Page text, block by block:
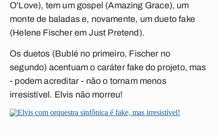
O'Love), tem um gospel (Amazing Grace), um
monte de baladas e, novamente, um dueto fake
(Helene Fischer emJust Pretend ).
Os duetos (Bublé no primeiro, Fischer no
segundo) acentuam o caráter fake do projeto, mas
- podem acreditar - não o tornam menos
irresistível. Elvis não morreu!